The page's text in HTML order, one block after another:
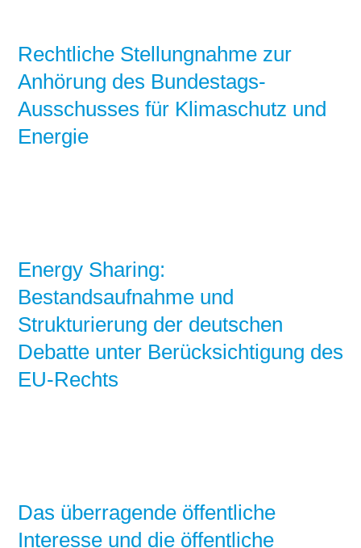
Rechtliche Stellungnahme zur
Anhörung des Bundestags-
Ausschusses für Klimaschutz und
Energie
Energy Sharing:
Bestandsaufnahme und
Strukturierung der deutschen
Debatte unter Berücksichtigung des
EU-Rechts
Das überragende öffentliche
Interesse und die öffentliche